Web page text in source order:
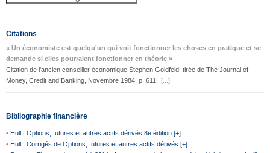
Citations
« Un économiste est quelqu'un qui voit fonctionner les choses en pratique et se
demande si elles pourraient fonctionner en théorie »
Citation de l'ancien conseiller économique Stephen Goldfeld, tirée de The Journal of
Money, Credit and Banking, Novembre 1984, p. 611.
[...]
Bibliographie financière
• Hull : Options, futures et autres actifs dérivés 8e édition [+]
• Hull : Corrigés de Options, futures et autres actifs dérivés [+]